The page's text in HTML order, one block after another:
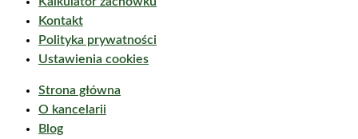
Kontakt
Polityka prywatności
Ustawienia cookies
Strona główna
O kancelarii
Blog